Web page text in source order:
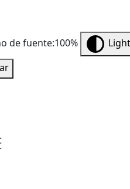
de fuente:100% Light